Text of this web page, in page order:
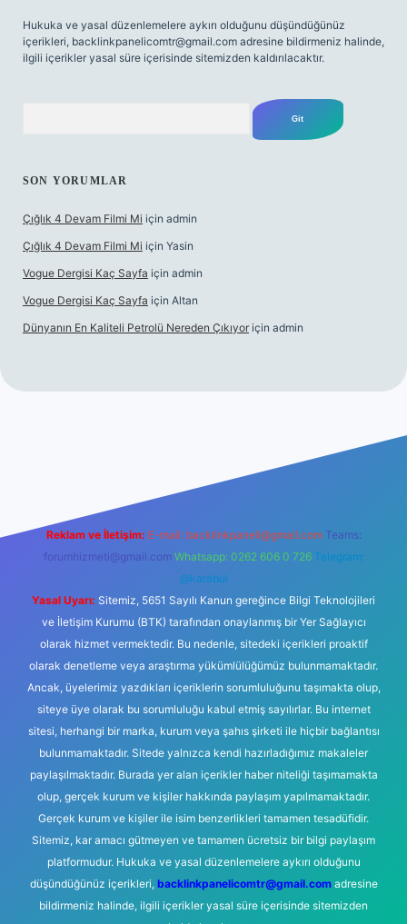
Hukuka ve yasal düzenlemelere aykırı olduğunu düşündüğünüz
içerikleri, backlinkpanelicomtr@gmail.com adresine bildirmeniz halinde,
ilgili içerikler yasal süre içerisinde sitemizden kaldırılacaktır.
SON YORUMLAR
Çığlık 4 Devam Filmi Mi için admin
Çığlık 4 Devam Filmi Mi için Yasin
Vogue Dergisi Kaç Sayfa için admin
Vogue Dergisi Kaç Sayfa için Altan
Dünyanın En Kaliteli Petrolü Nereden Çıkıyor için admin
Reklam ve İletişim: E-mail: backlinkpaneli@gmail.com Teams:
forumhizmeti@gmail.com Whatsapp: 0262 606 0 726 Telegram:
@karabul
Yasal Uyarı: Sitemiz, 5651 Sayılı Kanun gereğince Bilgi Teknolojileri
ve İletişim Kurumu (BTK) tarafından onaylanmış bir Yer Sağlayıcı
olarak hizmet vermektedir. Bu nedenle, sitedeki içerikleri proaktif
olarak denetleme veya araştırma yükümlülüğümüz bulunmamaktadır.
Ancak, üyelerimiz yazdıkları içeriklerin sorumluluğunu taşımakta olup,
siteye üye olarak bu sorumluluğu kabul etmiş sayılırlar. Bu internet
sitesi, herhangi bir marka, kurum veya şahıs şirketi ile hiçbir bağlantısı
bulunmamaktadır. Sitede yalnızca kendi hazırladığımız makaleler
paylaşılmaktadır. Burada yer alan içerikler haber niteliği taşımamakta
olup, gerçek kurum ve kişiler hakkında paylaşım yapılmamaktadır.
Gerçek kurum ve kişiler ile isim benzerlikleri tamamen tesadüfidir.
Sitemiz, kar amacı gütmeyen ve tamamen ücretsiz bir bilgi paylaşım
platformudur. Hukuka ve yasal düzenlemelere aykırı olduğunu
düşündüğünüz içerikleri, backlinkpanelicomtr@gmail.comadresine
bildirmeniz halinde, ilgili içerikler yasal süre içerisinde sitemizden